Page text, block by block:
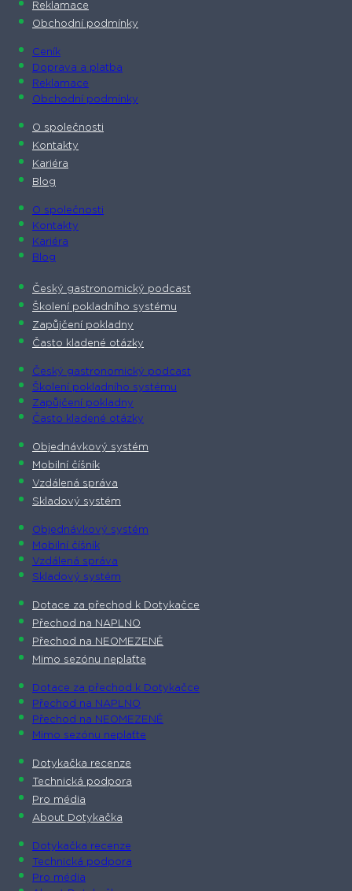
Reklamace
Obchodní podmínky
Ceník
Doprava a platba
Reklamace
Obchodní podmínky
O společnosti​
Kontakty
Kariéra
Blog
O společnosti​
Kontakty
Kariéra
Blog
Český gastronomický podcast​
Školení pokladního systému
Zapůjčení pokladny
Často kladené otázky
Český gastronomický podcast​
Školení pokladního systému
Zapůjčení pokladny
Často kladené otázky
Objednávkový systém
Mobilní číšník
Vzdálená správa
Skladový systém
Objednávkový systém
Mobilní číšník
Vzdálená správa
Skladový systém
Dotace za přechod k Dotykačce
Přechod na NAPLNO
Přechod na NEOMEZENĚ
Mimo sezónu neplaťte
Dotace za přechod k Dotykačce
Přechod na NAPLNO
Přechod na NEOMEZENĚ
Mimo sezónu neplaťte
Dotykačka recenze
Technická podpora
Pro média
About Dotykačka
Dotykačka recenze
Technická podpora
Pro média